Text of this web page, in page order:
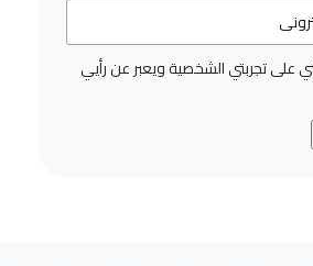
على تجربتي الشخصية ويعبر عن رأيي